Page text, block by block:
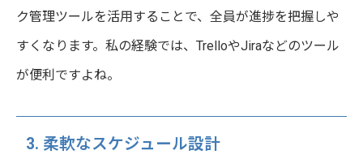
ク管理ツールを活用することで、全員が進捗を把握しや
すくなります。私の経験では、TrelloやJiraなどのツール
が便利ですよね。
3. 柔軟なスケジュール設計